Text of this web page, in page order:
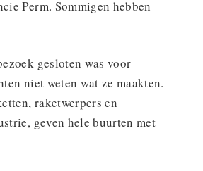
Perm. Sommigen hebben
gesloten was voor
niet weten wat ze maakten.
raketwerpers en
geven hele buurten met